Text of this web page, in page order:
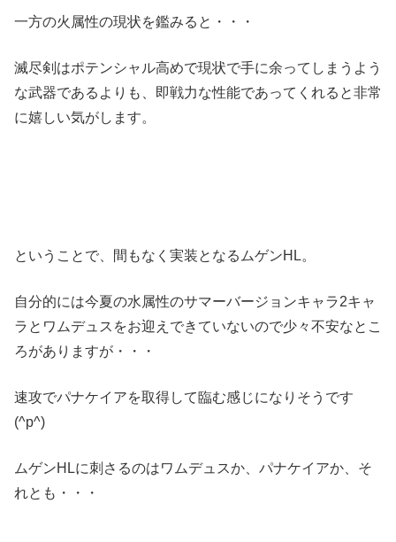
一方の火属性の現状を鑑みると・・・
滅尽剣はポテンシャル高めで現状で手に余ってしまうよう
な武器であるよりも、即戦力な性能であってくれると非常
に嬉しい気がします。
ということで、間もなく実装となるムゲンHL。
自分的には今夏の水属性のサマーバージョンキャラ2キャ
ラとワムデュスをお迎えできていないので少々不安なとこ
ろがありますが・・・
速攻でパナケイアを取得して臨む感じになりそうです
(^p^)
ムゲンHLに刺さるのはワムデュスか、パナケイアか、そ
れとも・・・